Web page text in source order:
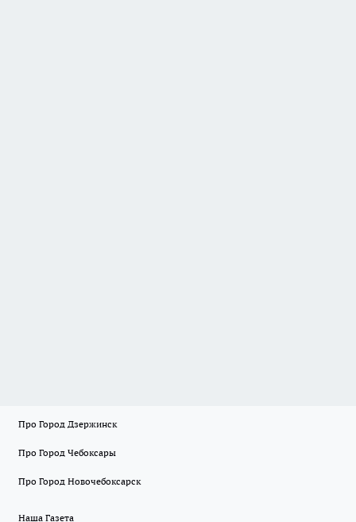
Про Город Дзержинск
Про Город Чебоксары
Про Город Новочебоксарск
Наша Газета